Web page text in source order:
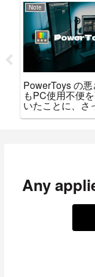
Note
PowerToys の
もPC使用不便
いたことに、さ
ついた。
Any